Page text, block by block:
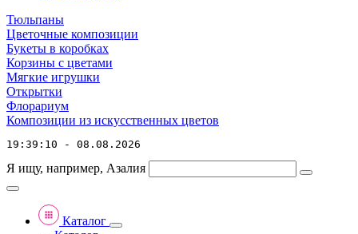
Тюльпаны
Цветочные композиции
Букеты в коробках
Корзины с цветами
Мягкие игрушки
Открытки
Флорариум
Композиции из искусственных цветов
19:39:10 - 08.08.2026
Я ищу, например, Азалия
Каталог